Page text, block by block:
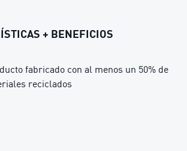
+ BENEFICIOS
fabricado con al menos un 50% de
reciclados